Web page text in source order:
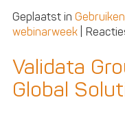
Geplaatst in Gebruiken
webinarweek
Validata
Global